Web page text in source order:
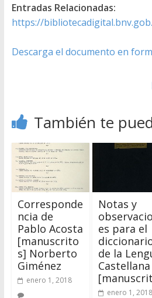
Entradas Relacionadas:
https://
Descarga el documento en
También te
Corresponde
ncia de
Pablo Acosta
[manuscrito
s] Norberto
Giménez
enero 1, 2018
Notas y
es para el
de la
Castellana
enero 1, 2018